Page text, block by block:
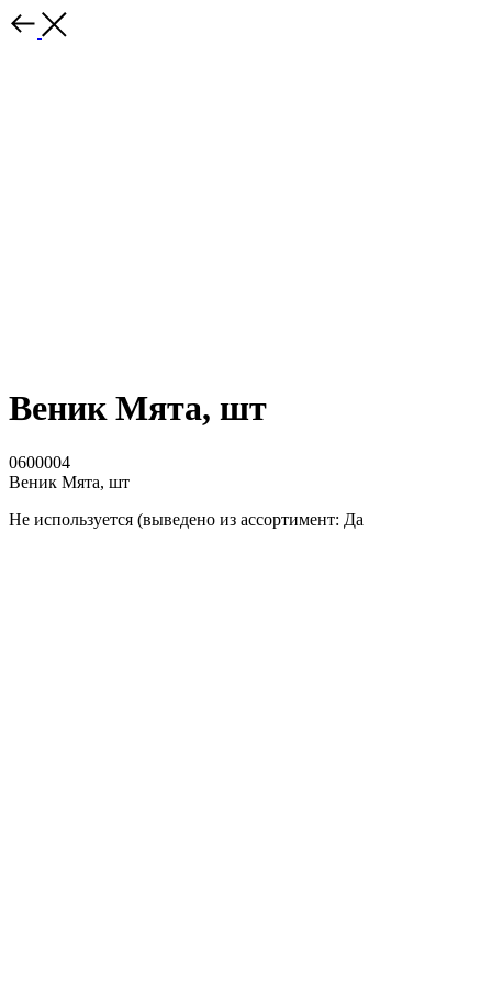
Веник Мята, шт
0600004
Веник Мята, шт
Не используется (выведено из ассортимент: Да